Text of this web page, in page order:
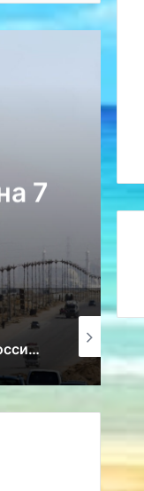
7
Отпуск в России: 10 популярных направлений летнего отдыха 2024
22.07.2024